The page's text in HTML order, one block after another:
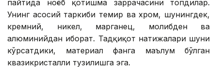
пайтида ноёб қотишма заррачасини топдилар.
Унинг асосий таркиби темир ва хром, шунингдек,
кремний, никел, марганец, молибден ва
алюминийдан иборат. Тадқиқот натижалари шуни
кўрсатдики, материал фанга маълум бўлган
квазикристалли тузилишга эга.